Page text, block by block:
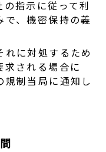
指示に従って利
で、機密保持の義
れに対処するため
求される場合に
規制当局に通知し